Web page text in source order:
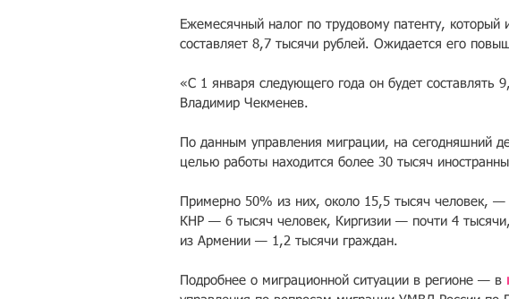
Ежемесячный налог по трудовому патенту,
составляет 8,7 тысячи рублей. Ожидается его
«С 1 января следующего года он будет составлять
Владимир Чекменев.
По данным управления миграции, на сегодняшний
целью работы находится более 30 тысяч
Примерно 50% из них, около 15,5 тысяч человек, —
КНР — 6 тысяч человек, Киргизии — почти 4
из Армении — 1,2 тысячи граждан.
Подробнее о миграционной ситуации в регионе — в